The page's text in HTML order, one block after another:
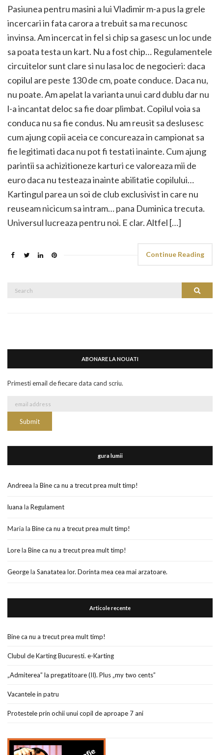
Pasiunea pentru masini a lui Vladimir m-a pus la grele
incercari in fata carora a trebuit sa ma recunosc
invinsa. Am incercat in fel si chip sa gasesc un loc unde
sa poata testa un kart. Nu a fost chip… Regulamentele
circuitelor sunt clare si nu lasa loc de negocieri: daca
copilul are peste 130 de cm, poate conduce. Daca nu,
nu poate. Am apelat la varianta unui card dublu dar nu
l-a incantat deloc sa fie doar plimbat. Copilul voia sa
conduca nu sa fie condus. Nu am reusit sa deslusesc
cum ajung copii aceia ce concureaza in campionat sa
fie legitimati daca nu pot fi testati inainte. Cum ajung
parintii sa achizitioneze karturi ce valoreaza mii de
euro daca nu testeaza inainte abilitatie copilului…
Kartingul parea un soi de club exclusivist in care nu
reuseam nicicum sa intram… pana Duminica trecuta.
Universul lucreaza pentru noi. E clar. Altfel […]
Continue Reading
Search
Search
ABONARE LA NOUATI
Primesti email de fiecare data cand scriu.
gura lumii
Andreea la Bine ca nu a trecut prea mult timp!
luana la Regulament
Maria la Bine ca nu a trecut prea mult timp!
Lorela Bine ca nu a trecut prea mult timp!
Georgela Sanatatea lor. Dorinta mea cea mai arzatoare.
Articole recente
Bine ca nu a trecut prea mult timp!
Clubul de Karting Bucuresti. e-Karting
„Admiterea” la pregatitoare (II). Plus „my two cents”
Vacantele in patru
Protestele prin ochii unui copil de aproape 7 ani